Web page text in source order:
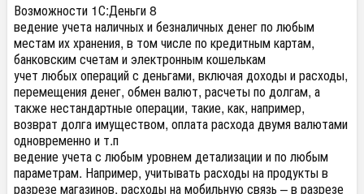
Возможности 1С:Деньги 8
ведение учета наличных и безналичных денег по любым
местам их хранения, в том числе по кредитным картам,
банковским счетам и электронным кошелькам
учет любых операций с деньгами, включая доходы и расходы,
перемещения денег, обмен валют, расчеты по долгам, а
также нестандартные операции, такие, как, например,
возврат долга имуществом, оплата расхода двумя валютами
одновременно и т.п
ведение учета с любым уровнем детализации и по любым
параметрам. Например, учитывать расходы на продукты в
разрезе магазинов, расходы на мобильную связь – в разрезе